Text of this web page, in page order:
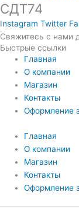
СДТ74
Instagram Twitter
Свяжитесь с нами
Быстрые ссылки
Главная
О компании
Магазин
Контакты
Оформление
Главная
О компании
Магазин
Контакты
Оформление